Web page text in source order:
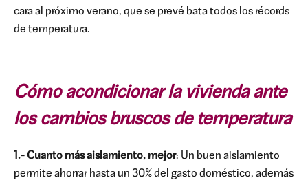
cara al próximo verano, que se prevé bata todos los récords
de temperatura.
Cómo acondicionar la vivienda ante
los cambios bruscos de temperatura
1.- Cuanto más aislamiento, mejor: Un buen aislamiento
permite ahorrar hasta un 30% del gasto doméstico, además